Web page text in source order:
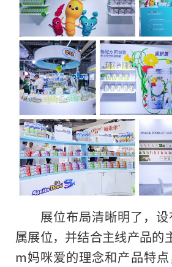
展位布局清晰明了，
属展位，并结合主线产品的
m妈咪爱的理念和产品特